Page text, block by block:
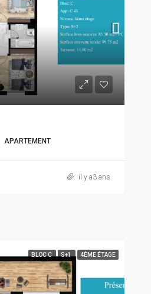
APARTEMENT
il y a3 ans
BLOC C S+1 4ÈME ÉTAGE